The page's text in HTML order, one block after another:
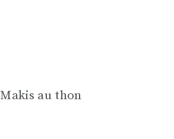
Makis au thon